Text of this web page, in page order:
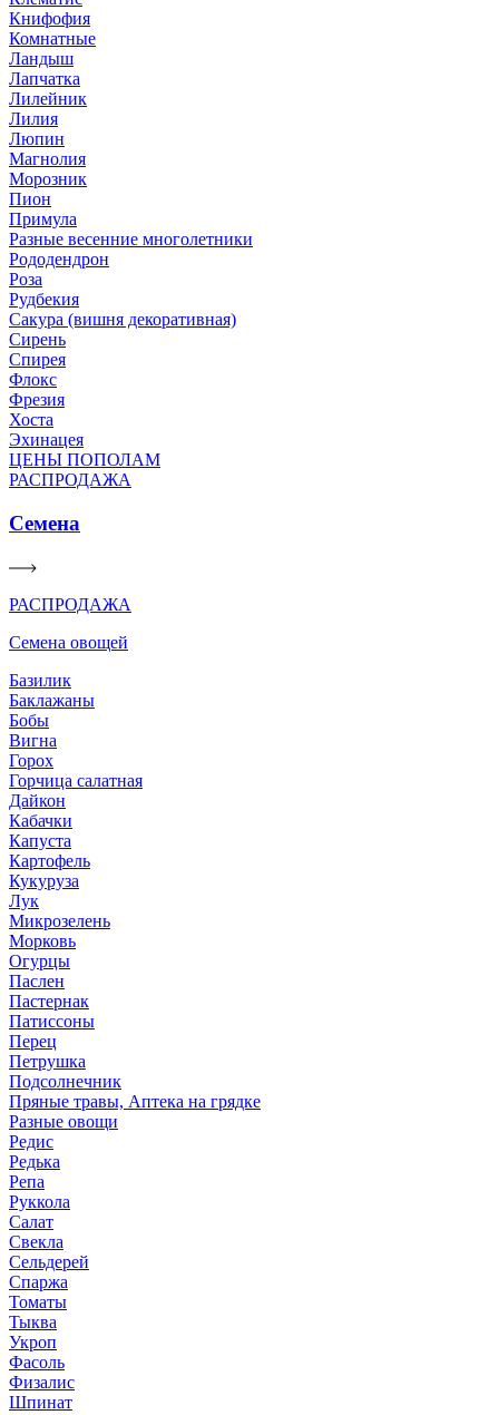
Книфофия
Комнатные
Ландыш
Лапчатка
Лилейник
Лилия
Люпин
Магнолия
Морозник
Пион
Примула
Разные весенние многолетники
Рододендрон
Роза
Рудбекия
Сакура (вишня декоративная)
Сирень
Спирея
Флокс
Фрезия
Хоста
Эхинацея
ЦЕНЫ ПОПОЛАМ
РАСПРОДАЖА
Семена
РАСПРОДАЖА
Семена овощей
Базилик
Баклажаны
Бобы
Вигна
Горох
Горчица салатная
Дайкон
Кабачки
Капуста
Картофель
Кукуруза
Лук
Микрозелень
Морковь
Огурцы
Паслен
Пастернак
Патиссоны
Перец
Петрушка
Подсолнечник
Пряные травы, Аптека на грядке
Разные овощи
Редис
Редька
Репа
Руккола
Салат
Свекла
Сельдерей
Спаржа
Томаты
Тыква
Укроп
Фасоль
Физалис
Шпинат